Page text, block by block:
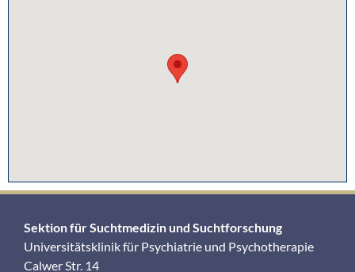
Sektion für Suchtmedizin und Suchtforschung
Universitätsklinik für Psychiatrie und Psychotherapie
Calwer Str. 14